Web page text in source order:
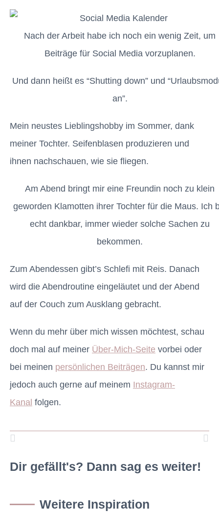
Nach der Arbeit habe ich noch ein wenig Zeit, um
Beiträge für Social Media vorzuplanen.
Und dann heißt es “Shutting down” und
an”.
Mein neustes Lieblingshobby im Sommer, dank
meiner Tochter. Seifenblasen produzieren und
ihnen nachschauen, wie sie fliegen.
Am Abend bringt mir eine Freundin noch zu klein
geworden Klamotten ihrer Tochter für die Maus. Ich
echt dankbar, immer wieder solche Sachen zu
bekommen.
Zum Abendessen gibt’s Schlefi mit Reis. Danach
wird die Abendroutine eingeläutet und der Abend
auf der Couch zum Ausklang gebracht.
Wenn du mehr über mich wissen möchtest, schau
doch mal auf meiner Über-Mich-Seite vorbei oder
bei meinen persönlichen Beiträgen. Du kannst mir
jedoch auch gerne auf meinem Instagram-
Kanal folgen.
Dir gefällt's? Dann sag es weiter!
Weitere Inspiration